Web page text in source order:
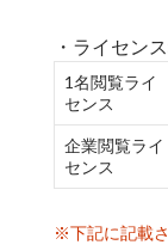
・ライセン
1名閲覧ライ
センス
企業閲覧ライ
センス
※下記に記載